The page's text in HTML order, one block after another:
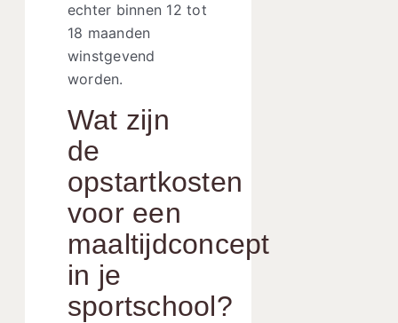
echter binnen 12 tot
18 maanden
winstgevend
worden.
Wat zijn
de
opstartkosten
voor een
maaltijdconcept
in je
sportschool?